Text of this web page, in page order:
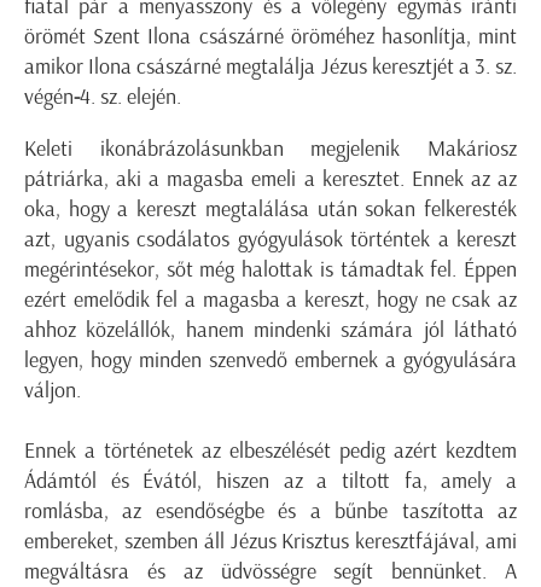
fiatal pár a menyasszony és a vőlegény egymás iránti
örömét Szent Ilona császárné öröméhez hasonlítja, mint
amikor Ilona császárné megtalálja Jézus keresztjét a 3. sz.
végén-4. sz. elején.
Keleti ikonábrázolásunkban megjelenik Makáriosz
pátriárka, aki a magasba emeli a keresztet. Ennek az az
oka, hogy a kereszt megtalálása után sokan felkeresték
azt, ugyanis csodálatos gyógyulások történtek a kereszt
megérintésekor, sőt még halottak is támadtak fel. Éppen
ezért emelődik fel a magasba a kereszt, hogy ne csak az
ahhoz közelállók, hanem mindenki számára jól látható
legyen, hogy minden szenvedő embernek a gyógyulására
váljon.
Ennek a történetek az elbeszélését pedig azért kezdtem
Ádámtól és Évától, hiszen az a tiltott fa, amely a
romlásba, az esendőségbe és a bűnbe taszította az
embereket, szemben áll Jézus Krisztus keresztfájával, ami
megváltásra és az üdvösségre segít bennünket. A